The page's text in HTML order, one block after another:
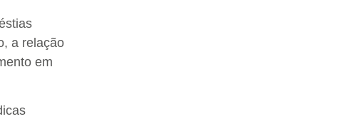
a relação
em